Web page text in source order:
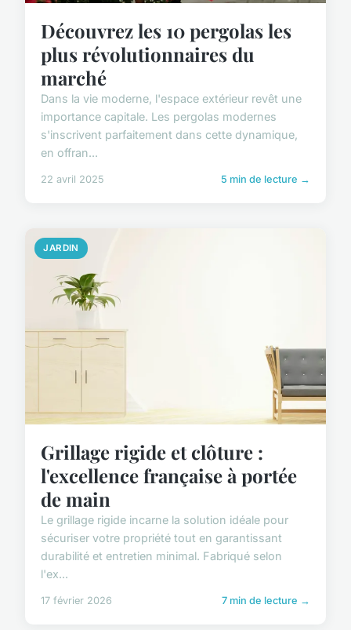
Découvrez les 10 pergolas les
plus révolutionnaires du
marché
Dans la vie moderne, l'espace extérieur revêt une
importance capitale. Les pergolas modernes
s'inscrivent parfaitement dans cette dynamique,
en offran...
22 avril 2025 5 min de lecture →
JARDIN
Grillage rigide et clôture :
l'excellence française à portée
de main
Le grillage rigide incarne la solution idéale pour
sécuriser votre propriété tout en garantissant
durabilité et entretien minimal. Fabriqué selon
l'ex...
17 février 2026 7 min de lecture →